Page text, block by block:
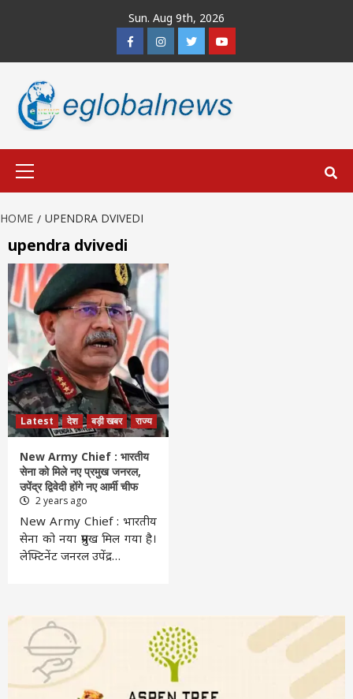
Sun. Aug 9th, 2026
FacebookInstagramTwitterYoutube
HOME UPENDRA DVIVEDI
upendra dvivedi
Latest देश बड़ी खबर राज्य
New Army Chief : भारतीय
सेना को मिले नए प्रमुख जनरल,
उपेंद्र द्विवेदी होंगे नए आर्मी चीफ
2 years ago
New Army Chief : भारतीय
सेना को नया प्रमुख मिल गया है।
लेफ्टिनेंट जनरल उपेंद्र…